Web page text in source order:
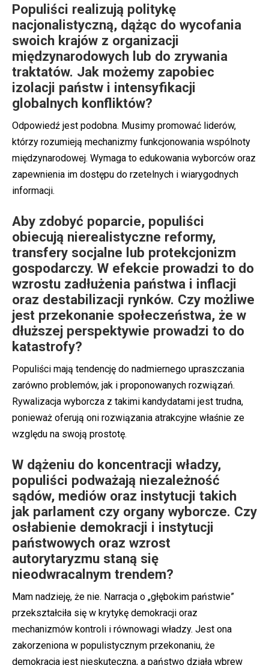
Populiści realizują politykę
nacjonalistyczną, dążąc do wycofania
swoich krajów z organizacji
międzynarodowych lub do zrywania
traktatów. Jak możemy zapobiec
izolacji państw i intensyfikacji
globalnych konfliktów?
Odpowiedź jest podobna. Musimy promować liderów,
którzy rozumieją mechanizmy funkcjonowania wspólnoty
międzynarodowej. Wymaga to edukowania wyborców oraz
zapewnienia im dostępu do rzetelnych i wiarygodnych
informacji.
Aby zdobyć poparcie, populiści
obiecują nierealistyczne reformy,
transfery socjalne lub protekcjonizm
gospodarczy. W efekcie prowadzi to do
wzrostu zadłużenia państwa i inflacji
oraz destabilizacji rynków. Czy możliwe
jest przekonanie społeczeństwa, że w
dłuższej perspektywie prowadzi to do
katastrofy?
Populiści mają tendencję do nadmiernego upraszczania
zarówno problemów, jak i proponowanych rozwiązań.
Rywalizacja wyborcza z takimi kandydatami jest trudna,
ponieważ oferują oni rozwiązania atrakcyjne właśnie ze
względu na swoją prostotę.
W dążeniu do koncentracji władzy,
populiści podważają niezależność
sądów, mediów oraz instytucji takich
jak parlament czy organy wyborcze. Czy
osłabienie demokracji i instytucji
państwowych oraz wzrost
autorytaryzmu staną się
nieodwracalnym trendem?
Mam nadzieję, że nie. Narracja o „głębokim państwie”
przekształciła się w krytykę demokracji oraz
mechanizmów kontroli i równowagi władzy. Jest ona
zakorzeniona w populistycznym przekonaniu, że
demokracja jest nieskuteczna, a państwo działa wbrew